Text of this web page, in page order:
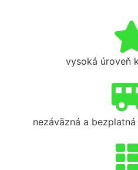
vysoká úroveň
nezáväzná a